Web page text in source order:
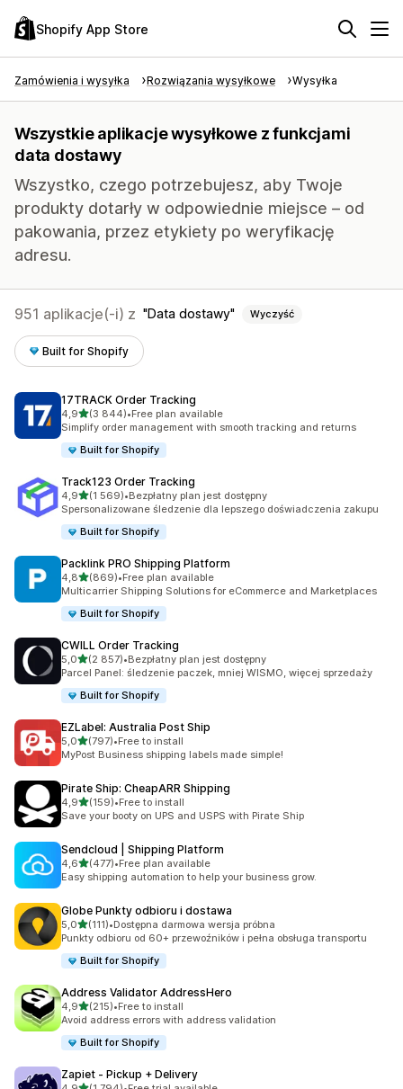
Shopify App Store
Zamówienia i wysyłka Rozwiązania wysyłkowe Wysyłka
Wszystkie aplikacje wysyłkowe z funkcjami
data dostawy
Wszystko, czego potrzebujesz, aby Twoje
produkty dotarły w odpowiednie miejsce – od
pakowania, przez etykiety po weryfikację
adresu.
951 aplikacje(-i) z Data dostawy Wyczyść
Built for Shopify
17TRACK Order Tracking
4,9na 5 gwiazdek
(3 844)
Łączna liczba recenzji: 3844
•Free plan available
Simplify order management with smooth tracking and returns
Built for Shopify
Track123 Order Tracking
4,9na 5 gwiazdek
(1 569)
Łączna liczba recenzji: 1569
•Bezpłatny plan jest dostępny
Spersonalizowane śledzenie dla lepszego doświadczenia zakupu
Built for Shopify
Packlink PRO Shipping Platform
4,8na 5 gwiazdek
(869)
Łączna liczba recenzji: 869
•Free plan available
Multicarrier Shipping Solutions for eCommerce and Marketplaces
Built for Shopify
CWILL Order Tracking
5,0na 5 gwiazdek
(2 857)
Łączna liczba recenzji: 2857
•Bezpłatny plan jest dostępny
Parcel Panel: śledzenie paczek, mniej WISMO, więcej sprzedaży
Built for Shopify
EZLabel: Australia Post Ship
5,0na 5 gwiazdek
(797)
Łączna liczba recenzji: 797
•Free to install
MyPost Business shipping labels made simple!
Pirate Ship: CheapARR Shipping
4,9na 5 gwiazdek
(159)
Łączna liczba recenzji: 159
•Free to install
Save your booty on UPS and USPS with Pirate Ship
Sendcloud | Shipping Platform
4,6na 5 gwiazdek
(477)
Łączna liczba recenzji: 477
•Free plan available
Easy shipping automation to help your business grow.
Globe Punkty odbioru i dostawa
5,0na 5 gwiazdek
(111)
Łączna liczba recenzji: 111
•Dostępna darmowa wersja próbna
Punkty odbioru od 60+ przewoźników i pełna obsługa transportu
Built for Shopify
Address Validator AddressHero
4,9na 5 gwiazdek
(215)
Łączna liczba recenzji: 215
•Free to install
Avoid address errors with address validation
Built for Shopify
Zapiet ‑ Pickup + Delivery